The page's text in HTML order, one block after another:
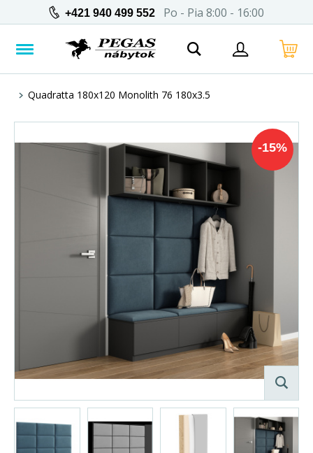
+421 940 499 552 Po - Pia 8:00 - 16:00
Quadratta 180x120 Monolith 76 180x3.5
-15%